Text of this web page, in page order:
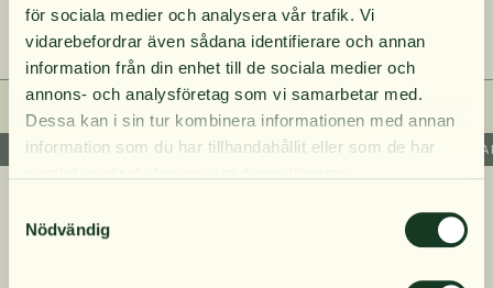
för sociala medier och analysera vår trafik. Vi
vidarebefordrar även sådana identifierare och annan
information från din enhet till de sociala medier och
annons- och analysföretag som vi samarbetar med.
Dessa kan i sin tur kombinera informationen med annan
information som du har tillhandahållit eller som de har
Nödvändig
4 artiklar
INOM SVERIGE OM DU HANDLAR ÖVER 199 SEKSNABB LEVERANSTRYGGA
10% rabatt på
din första order
våra nyheter.